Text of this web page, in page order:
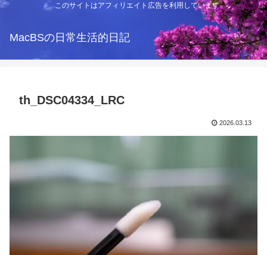
このサイトはアフィリエイト広告を利用しています
MacBSの日常生活的日記
th_DSC04334_LRC
2026.03.13